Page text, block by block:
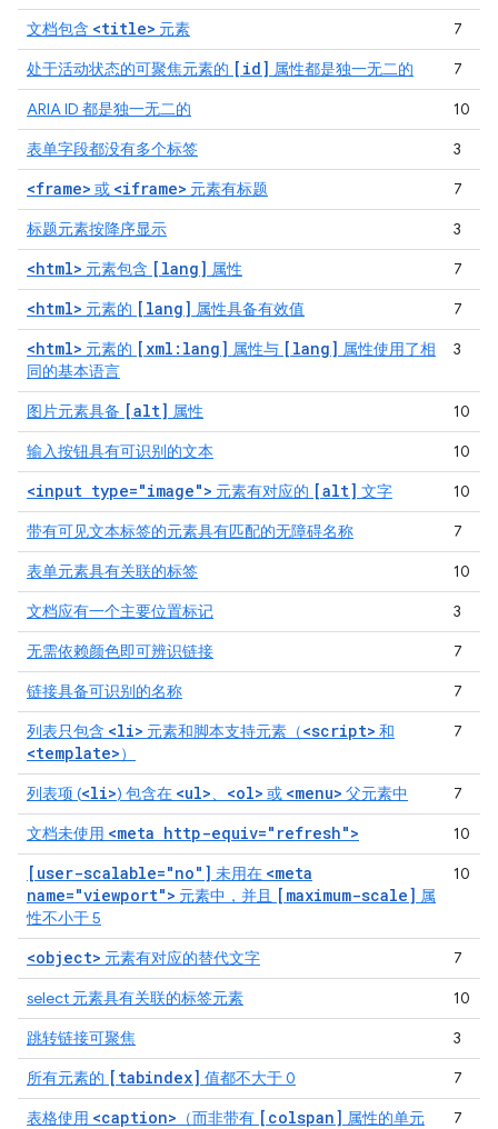
文档包含 <title> 元素
7
处于活动状态的可聚焦元素的 [id] 属性都是独一无二的
7
ARIA ID 都是独一无二的
10
表单字段都没有多个标签
3
<frame> 或 <iframe> 元素有标题
7
标题元素按降序显示
3
<html> 元素包含 [lang] 属性 7
<html> 元素的 [lang] 属性具备有效值 7
<html> 元素的 [xml:lang] 属性与 [lang] 属性使用了相
同的基本语言
3
图片元素具备 [alt] 属性
10
输入按钮具有可识别的文本
10
<input type="image"> 元素有对应的 [alt] 文字
10
带有可见文本标签的元素具有匹配的无障碍名称
7
表单元素具有关联的标签
10
文档应有一个主要位置标记
3
无需依赖颜色即可辨识链接
7
链接具备可识别的名称
7
列表只包含 <li> 元素和脚本支持元素（<script> 和
<template>）
7
列表项 (<li>) 包含在 <ul>、 <ol> 或 <menu> 父元素中
7
文档未使用 <meta http-equiv="refresh"> 10
[user-scalable="no"] 未用在 <meta
name="viewport"> 元素中，并且 [maximum-scale] 属
性不小于 5
10
<object> 元素有对应的替代文字
7
select 元素具有关联的标签元素
10
跳转链接可聚焦
3
所有元素的 [tabindex] 值都不大于 0
7
表格使用 <caption> （而非带有 [colspan] 属性的单元
7